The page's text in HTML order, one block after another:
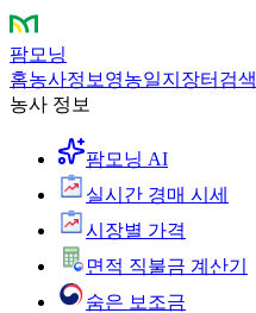
팜모닝
홈농사정보 영농일지 장터 검색
농사 정보
팜모닝 AI
실시간 경매 시세
시장별 가격
면적 직불금 계산기
숨은 보조금